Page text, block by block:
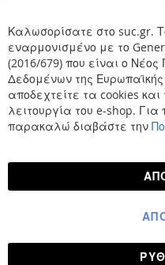
Καλωσορίσατε στο suc.gr.
εναρμονισμένο με το
(2016/679) που είναι ο
Δεδομένων της
αποδεχτείτε τα cookies
λειτουργία του e-shop.
παρακαλώ διαβάστε την